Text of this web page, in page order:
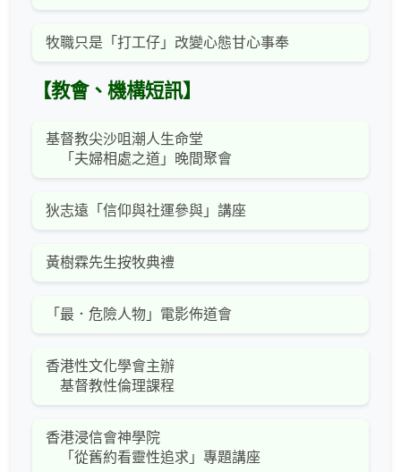
牧職只是「打工仔」改變心態甘心事奉
【教會、機構短訊】
基督教尖沙咀潮人生命堂
「夫婦相處之道」晚間聚會
狄志遠「信仰與社運參與」講座
黃樹霖先生按牧典禮
「最．危險人物」電影佈道會
香港性文化學會主辦
基督教性倫理課程
香港浸信會神學院
「從舊約看靈性追求」專題講座